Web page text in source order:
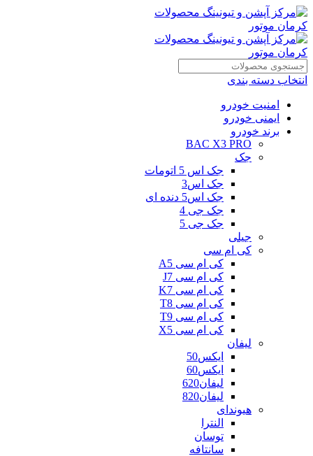
انتخاب دسته بندی
امنیت خودرو
ایمنی خودرو
برند خودرو
BAC X3 PRO
جک
جک اس 5 اتومات
جک اس3
جک اس5 دنده ای
جک جی 4
جک جی 5
جیلی
کی ام سی
کی ام سی A5
کی ام سی J7
کی ام سی K7
کی ام سی T8
کی ام سی T9
کی ام سی X5
لیفان
ایکس50
ایکس60
لیفان620
لیفان820
هیوندای
النترا
توسان
سانتافه